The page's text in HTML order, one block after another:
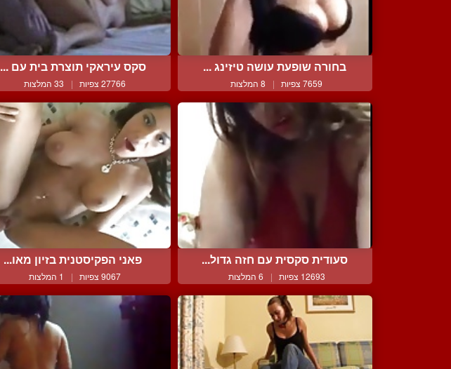
בחורה שופעת עושה טיזינג ...
7659 צפיות | 8 המלצות
סקס עיראקי תוצרת בית עם ...
27766 צפיות | 33 המלצות
סעודית סקסית עם חזה גדול...
12693 צפיות | 6 המלצות
פאני הפקיסטנית בזיון מאו...
9067 צפיות | 1 המלצות